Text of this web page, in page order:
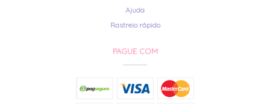
Ajuda
Rastreio rápido
PAGUE COM